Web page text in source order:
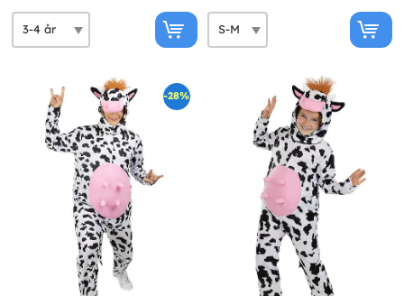
-28%